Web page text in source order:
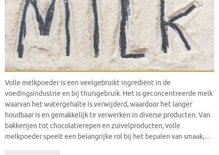
Volle melkpoeder is een veelgebruikt ingrediënt in de
voedingsindustrie en bij thuisgebruik. Het is geconcentreerde melk
waarvan het watergehalte is verwijderd, waardoor het langer
houdbaar is en gemakkelijk te verwerken in diverse producten. Van
bakkerijen tot chocolatierepen en zuivelproducten, volle
melkpoeder speelt een belangrijke rol bij het bepalen van smaak,…